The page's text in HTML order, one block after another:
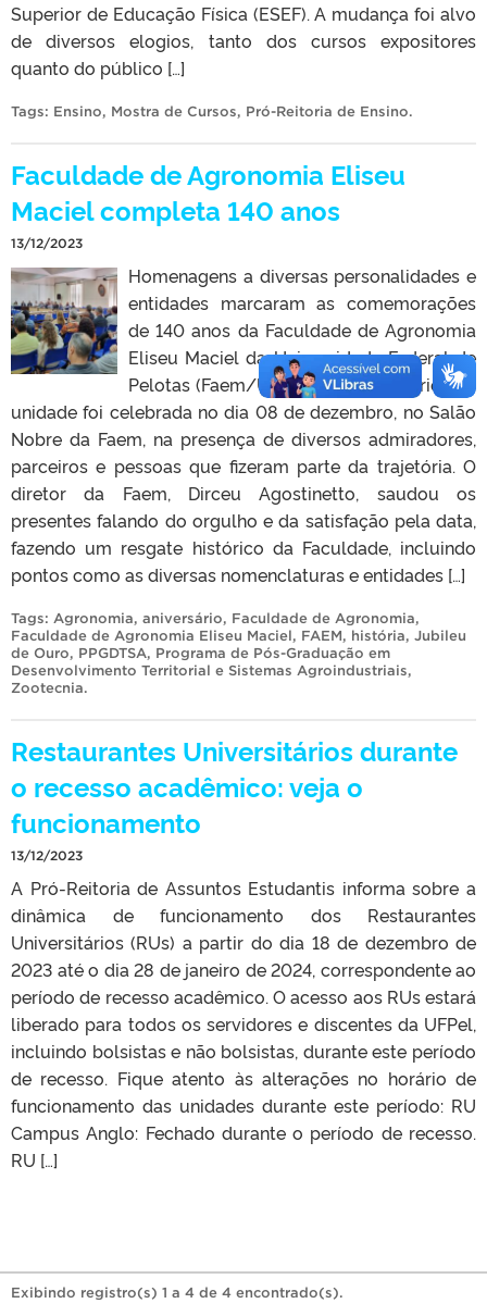
Superior de Educação Física (ESEF). A mudança foi alvo
de diversos elogios, tanto dos cursos expositores
quanto do público […]
Tags: Ensino, Mostra de Cursos, Pró-Reitoria de Ensino.
Faculdade de Agronomia Eliseu
Maciel completa 140 anos
13/12/2023
Homenagens a diversas personalidades e
entidades marcaram as comemorações
de 140 anos da Faculdade de Agronomia
Eliseu Maciel da Universidade Federal de
Pelotas (Faem/UFPel). A data histórica da
unidade foi celebrada no dia 08 de dezembro, no Salão
Nobre da Faem, na presença de diversos admiradores,
parceiros e pessoas que fizeram parte da trajetória. O
diretor da Faem, Dirceu Agostinetto, saudou os
presentes falando do orgulho e da satisfação pela data,
fazendo um resgate histórico da Faculdade, incluindo
pontos como as diversas nomenclaturas e entidades […]
Tags: Agronomia, aniversário, Faculdade de Agronomia,
Faculdade de Agronomia Eliseu Maciel, FAEM, história, Jubileu
de Ouro, PPGDTSA, Programa de Pós-Graduação em
Desenvolvimento Territorial e Sistemas Agroindustriais,
Zootecnia.
Restaurantes Universitários durante
o recesso acadêmico: veja o
funcionamento
13/12/2023
A Pró-Reitoria de Assuntos Estudantis informa sobre a
dinâmica de funcionamento dos Restaurantes
Universitários (RUs) a partir do dia 18 de dezembro de
2023 até o dia 28 de janeiro de 2024, correspondente ao
período de recesso acadêmico. O acesso aos RUs estará
liberado para todos os servidores e discentes da UFPel,
incluindo bolsistas e não bolsistas, durante este período
de recesso. Fique atento às alterações no horário de
funcionamento das unidades durante este período: RU
Campus Anglo: Fechado durante o período de recesso.
RU […]
Exibindo registro(s) 1 a 4 de 4 encontrado(s).